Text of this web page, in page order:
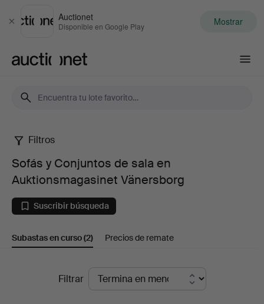
Cerrar
Auctionet
Disponible en Google Play Mostrar
Sofás
Conjuntos
de
Filtros
Sofás y Conjuntos de sala en
Auktionsmagasinet Vänersborg
Suscribir búsqueda
Subastas en curso(2) Precios de remate
SubastasFiltrar